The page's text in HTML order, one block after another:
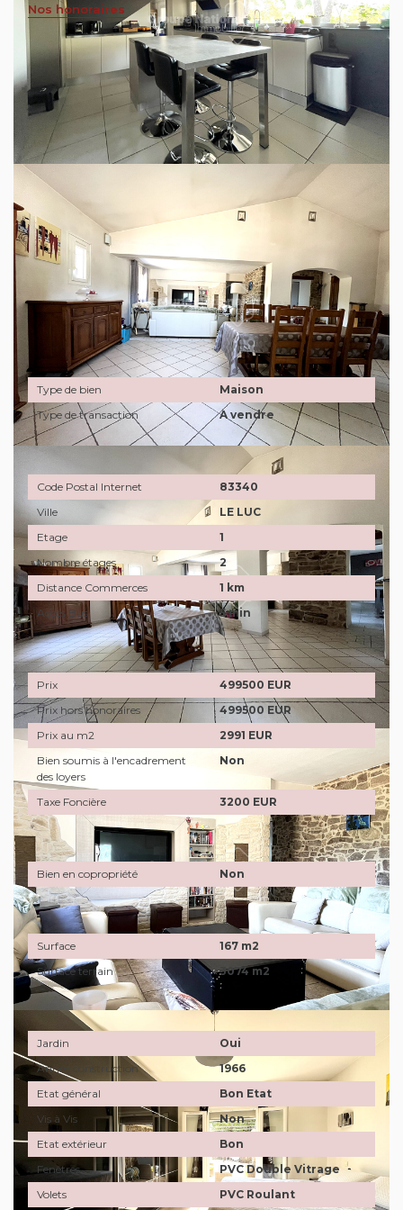
Nos honoraires
Sur la commune du Luc en Provence dans le Var,
l'agence Immobilière du centre Var vous propose
à la vente, une très belle maison individuelle,
comprenant, un double séjour, une cuisine
indépendante, trois chambres dont une parentale
au rez-de-chaussée avec sa salle de bain, une
buanderie, une cave à vin climatisée, une arrière
cuisine, un bureau, trois wc, un pool house fermé
avec sa dépendance, barbecue, four à pizzas,
piscine, carport deux véhicules, bergerie, le tout
sur un terrain clôturé accessible par deux entrées
avec portails.
Général
Type de bien
Maison
Type de transaction
A vendre
Localisation
Code Postal Internet
83340
Ville
LE LUC
Etage
1
Nombre étages
2
Distance Commerces
1 km
Accès Bus
5 min
Aspects financiers
Prix
499500 EUR
Prix hors honoraires
499500 EUR
Prix au m2
2991 EUR
Bien soumis à l'encadrement
des loyers
Non
Taxe Foncière 3200 EUR
Copropriété
Bien en copropriété Non
Surfaces
Surface
167 m2
Surface terrain
3074 m2
Extérieur
Jardin
Oui
Année construction
1966
Etat général
Bon Etat
Vis à Vis
Non
Etat extérieur
Bon
Fenêtres
PVC Double Vitrage
Volets
PVC Roulant